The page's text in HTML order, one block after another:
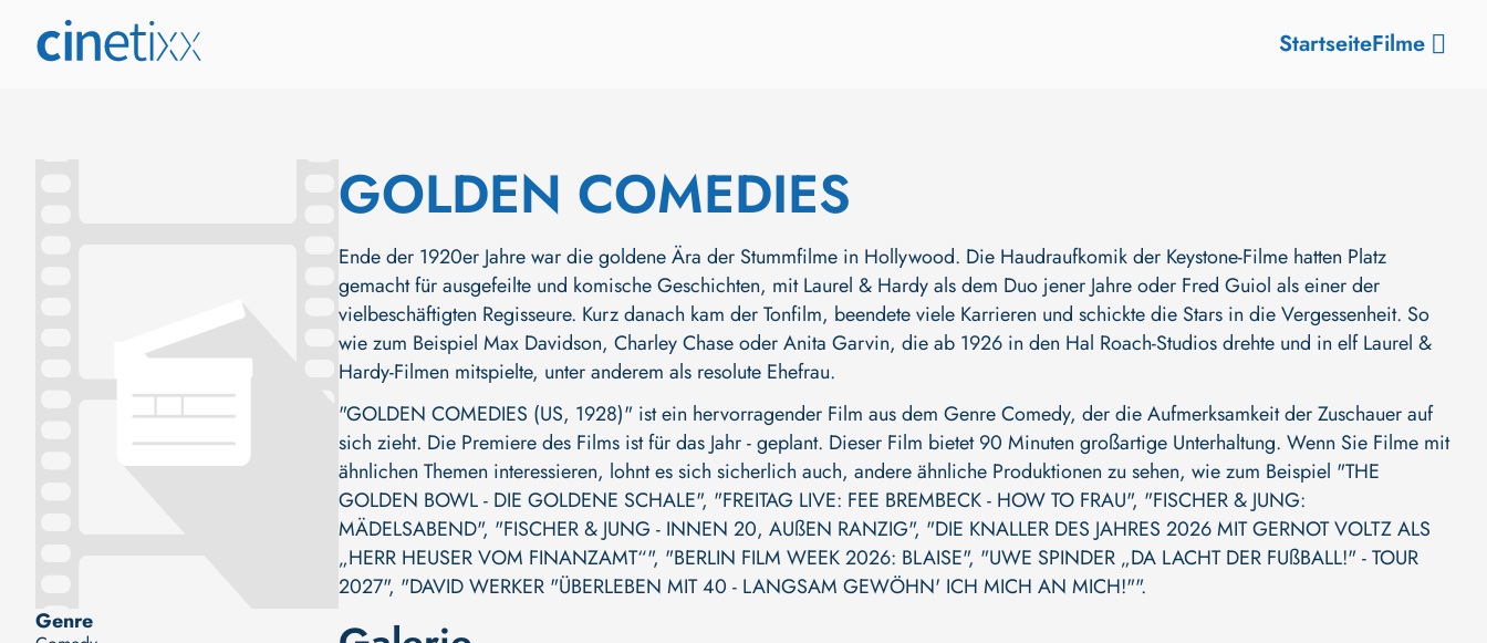
StartseiteFilme
Genre
GOLDEN COMEDIES
Ende der 1920er Jahre war die goldene Ära der Stummfilme in Hollywood. Die Haudraufkomik der Keystone-Filme hatten Platz
gemacht für ausgefeilte und komische Geschichten, mit Laurel & Hardy als dem Duo jener Jahre oder Fred Guiol als einer der
vielbeschäftigten Regisseure. Kurz danach kam der Tonfilm, beendete viele Karrieren und schickte die Stars in die Vergessenheit. So
wie zum Beispiel Max Davidson, Charley Chase oder Anita Garvin, die ab 1926 in den Hal Roach-Studios drehte und in elf Laurel &
Hardy-Filmen mitspielte, unter anderem als resolute Ehefrau.
"GOLDEN COMEDIES (US, 1928)" ist ein hervorragender Film aus dem Genre Comedy, der die Aufmerksamkeit der Zuschauer auf
sich zieht. Die Premiere des Films ist für das Jahr - geplant. Dieser Film bietet 90 Minuten großartige Unterhaltung. Wenn Sie Filme mit
ähnlichen Themen interessieren, lohnt es sich sicherlich auch, andere ähnliche Produktionen zu sehen, wie zum Beispiel "THE
GOLDEN BOWL - DIE GOLDENE SCHALE", "FREITAG LIVE: FEE BREMBECK - HOW TO FRAU", "FISCHER & JUNG:
MÄDELSABEND", "FISCHER & JUNG - INNEN 20, AUßEN RANZIG", "DIE KNALLER DES JAHRES 2026 MIT GERNOT VOLTZ ALS
„HERR HEUSER VOM FINANZAMT“", "BERLIN FILM WEEK 2026: BLAISE", "UWE SPINDER „DA LACHT DER FUßBALL!" - TOUR
2027", "DAVID WERKER "ÜBERLEBEN MIT 40 - LANGSAM GEWÖHN' ICH MICH AN MICH!"".